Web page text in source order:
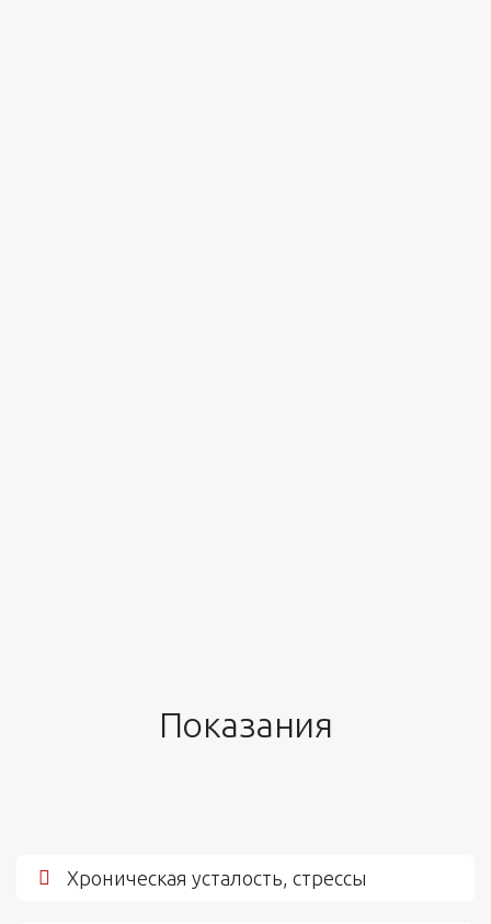
Показания
Хроническая усталость, стрессы